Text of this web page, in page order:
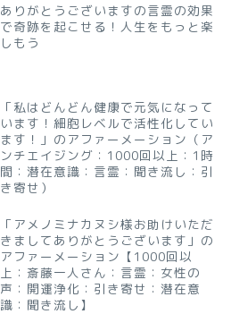
ありがとうございますの言霊の効果
で奇跡を起こせる！人生をもっと楽
しもう
「私はどんどん健康で元気になって
います！細胞レベルで活性化してい
ます！」のアファーメーション（ア
ンチエイジング：1000回以上：1時
間：潜在意識：言霊：聞き流し：引
き寄せ）
「アメノミナカヌシ様お助けいただ
きましてありがとうございます」の
アファーメーション【1000回以
上：斎藤一人さん：言霊：女性の
声：開運浄化：引き寄せ：潜在意
識：聞き流し】